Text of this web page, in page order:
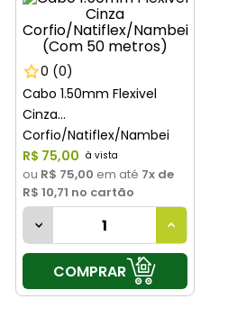
0 (0)
Cabo 1.50mm Flexivel
Cinza
Corfio/Natiflex/Nambei
(Com 50 metros)
R$ 75,00
ou R$ 75,00 em até 7x de
R$ 10,71 no cartão
COMPRAR
vaso sanitário
10º janela